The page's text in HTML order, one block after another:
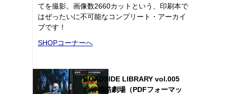
てを撮影。画像数2660カットという、印刷本で
はぜったいに不可能なコンプリート・アーカイ
ブです！
SHOPコーナーへ
ROADSIDE LIBRARY vol.005
渋谷残酷劇場（PDFフォーマッ